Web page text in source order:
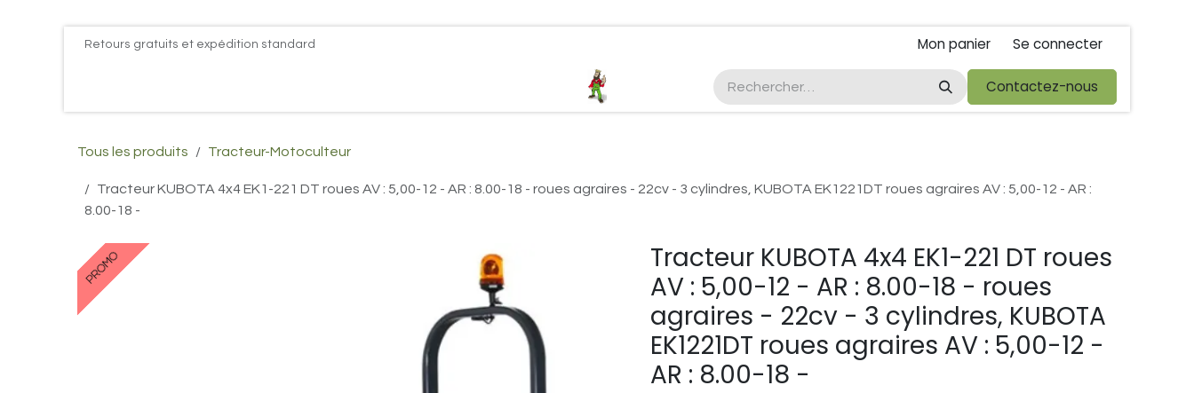
Se rendre au contenuRetours gratuits et expédition standard Mon panier Se connecter
Plus d'infos Kubota 38cv EGO Kubota foire de libramont Droit de rétractations
Contactez-nous
Tous les produits Tracteur-Motoculteur
Tracteur KUBOTA 4x4 EK1-221 DT roues AV : 5,00-12 - AR : 8.00-18 - roues agraires - 22cv - 3 cylindres, KUBOTA EK1221DT roues agraires AV : 5,00-12 - AR :
8.00-18 -
PROMO
PROMO
Tracteur KUBOTA 4x4 EK1-221 DT roues
AV : 5,00-12 - AR : 8.00-18 - roues
agraires - 22cv - 3 cylindres, KUBOTA
EK1221DT roues agraires AV : 5,00-12 -
AR : 8.00-18 -